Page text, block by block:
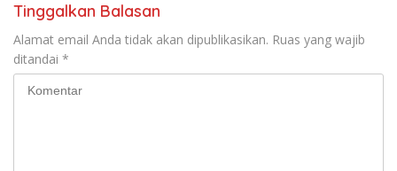
Tinggalkan Balasan
Alamat email Anda tidak akan dipublikasikan. Ruas yang wajib
ditandai *